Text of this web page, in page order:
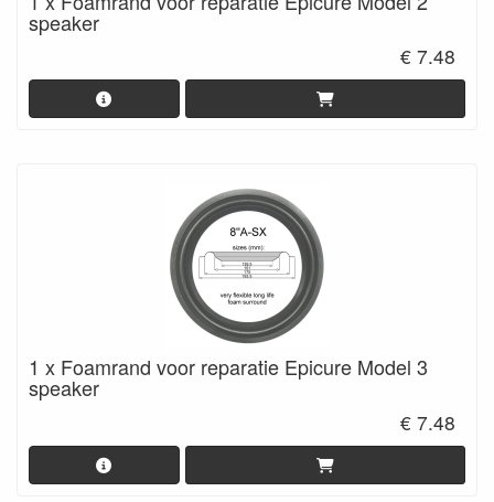
speaker
€ 7.48
1 x Foamrand voor reparatie Epicure Model 3
speaker
€ 7.48